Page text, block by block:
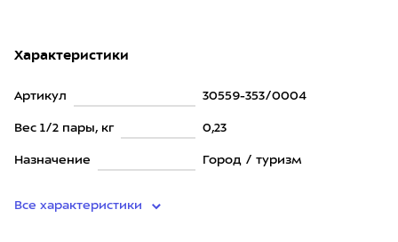
Характеристики
Артикул 30559-353/0004
Вес 1/2 пары, кг 0,23
Назначение Город / туризм
Все характеристики